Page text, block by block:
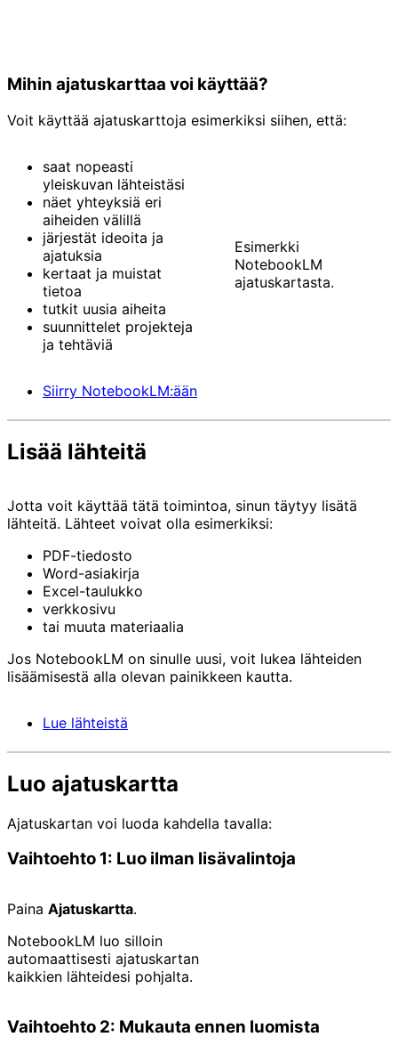
Mihin ajatuskarttaa voi käyttää?
Voit käyttää ajatuskarttoja esimerkiksi siihen, että:
saat nopeasti
yleiskuvan lähteistäsi
näet yhteyksiä eri
aiheiden välillä
järjestät ideoita ja
ajatuksia
kertaat ja muistat
tietoa
tutkit uusia aiheita
suunnittelet projekteja
ja tehtäviä
Esimerkki
NotebookLM
ajatuskartasta.
Siirry NotebookLM:ään
Lisää lähteitä
Jotta voit käyttää tätä toimintoa, sinun täytyy lisätä
lähteitä. Lähteet voivat olla esimerkiksi:
PDF-tiedosto
Word-asiakirja
Excel-taulukko
verkkosivu
tai muuta materiaalia
Jos NotebookLM on sinulle uusi, voit lukea lähteiden
lisäämisestä alla olevan painikkeen kautta.
Lue lähteistä
Luo ajatuskartta
Ajatuskartan voi luoda kahdella tavalla:
Vaihtoehto 1: Luo ilman lisävalintoja
Paina Ajatuskartta.
NotebookLM luo silloin
automaattisesti ajatuskartan
kaikkien lähteidesi pohjalta.
Vaihtoehto 2: Mukauta ennen luomista